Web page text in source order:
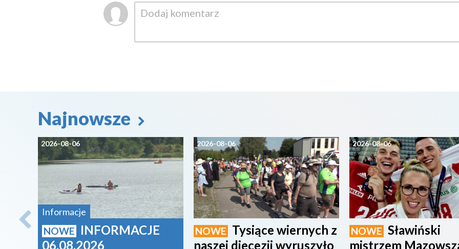
Najnowsze
2026-08-06
Informacje
NOWE
INFORMACJE
06.08.2026
2026-08-06
NOWE Tysiące wiernych z
naszej diecezji wyruszyło
2026-08-06
NOWE Sławiński
mistrzem